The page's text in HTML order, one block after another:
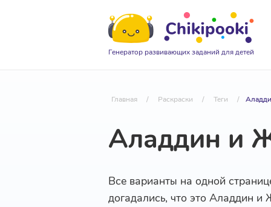
Генератор развивающих заданий для детей
Главная / Раскраски / Теги /
Аладдин и
Все варианты на одной
догадались, что это Аладдин и